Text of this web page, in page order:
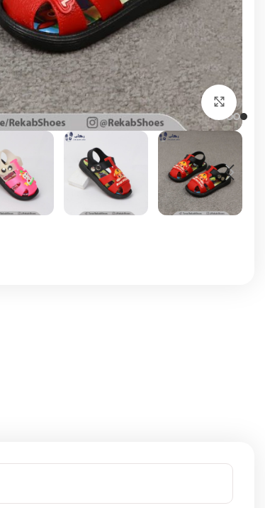
برای بزرگنمایی کلیک کنید